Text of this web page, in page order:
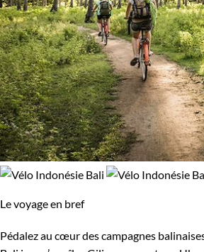
Le voyage en bref
Pédalez au cœur des campagnes